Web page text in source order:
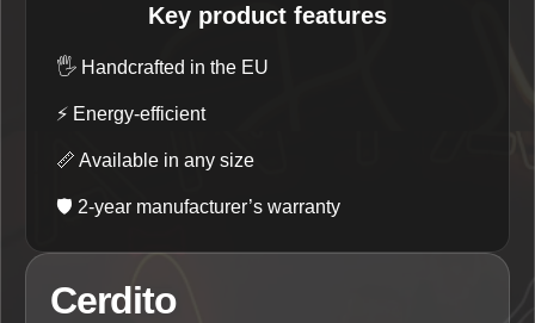
Key product features
🖐️ Handcrafted in the EU
⚡ Energy-efficient
📏 Available in any size
🛡️ 2-year manufacturer’s warranty
Cerdito